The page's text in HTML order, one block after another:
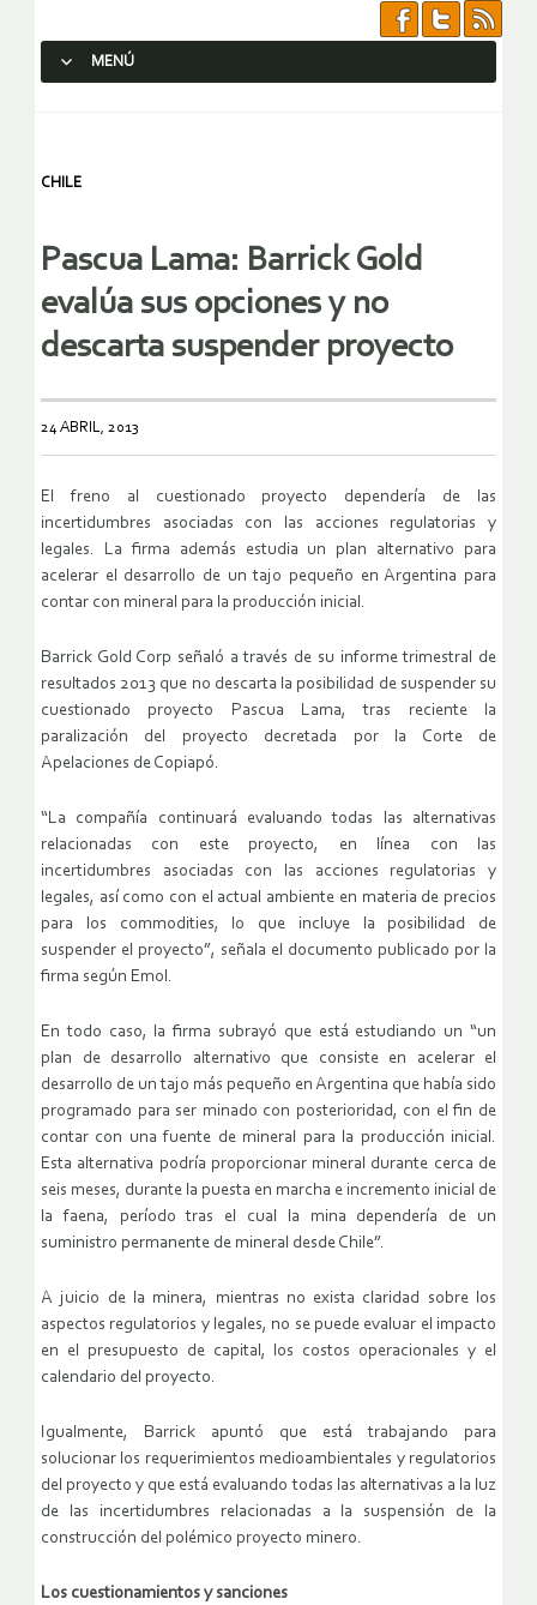
MENÚ
CHILE
Pascua Lama: Barrick Gold
evalúa sus opciones y no
descarta suspender proyecto
24 ABRIL, 2013
El freno al cuestionado proyecto dependería de las
incertidumbres asociadas con las acciones regulatorias y
legales. La firma además estudia un plan alternativo para
acelerar el desarrollo de un tajo pequeño en Argentina para
contar con mineral para la producción inicial.
Barrick Gold Corp señaló a través de su informe trimestral de
resultados 2013 que no descarta la posibilidad de suspender su
cuestionado proyecto Pascua Lama, tras reciente la
paralización del proyecto decretada por la Corte de
Apelaciones de Copiapó.
“La compañía continuará evaluando todas las alternativas
relacionadas con este proyecto, en línea con las
incertidumbres asociadas con las acciones regulatorias y
legales, así como con el actual ambiente en materia de precios
para los commodities, lo que incluye la posibilidad de
suspender el proyecto”, señala el documento publicado por la
firma según Emol.
En todo caso, la firma subrayó que está estudiando un “un
plan de desarrollo alternativo que consiste en acelerar el
desarrollo de un tajo más pequeño en Argentina que había sido
programado para ser minado con posterioridad, con el fin de
contar con una fuente de mineral para la producción inicial.
Esta alternativa podría proporcionar mineral durante cerca de
seis meses, durante la puesta en marcha e incremento inicial de
la faena, período tras el cual la mina dependería de un
suministro permanente de mineral desde Chile”.
A juicio de la minera, mientras no exista claridad sobre los
aspectos regulatorios y legales, no se puede evaluar el impacto
en el presupuesto de capital, los costos operacionales y el
calendario del proyecto.
Igualmente, Barrick apuntó que está trabajando para
solucionar los requerimientos medioambientales y regulatorios
del proyecto y que está evaluando todas las alternativas a la luz
de las incertidumbres relacionadas a la suspensión de la
construcción del polémico proyecto minero.
Los cuestionamientos y sanciones